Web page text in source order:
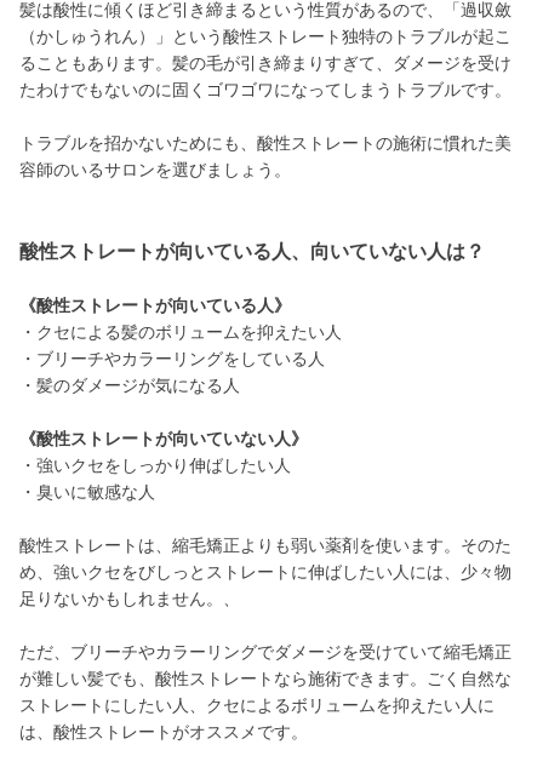
髪は酸性に傾くほど引き締まるという性質があるので、「過収斂
（かしゅうれん）」という酸性ストレート独特のトラブルが起こ
ることもあります。髪の毛が引き締まりすぎて、ダメージを受け
たわけでもないのに固くゴワゴワになってしまうトラブルです。
トラブルを招かないためにも、酸性ストレートの施術に慣れた美
容師のいるサロンを選びましょう。
酸性ストレートが向いている人、向いていない人は？
《酸性ストレートが向いている人》
・クセによる髪のボリュームを抑えたい人
・ブリーチやカラーリングをしている人
・髪のダメージが気になる人
《酸性ストレートが向いていない人》
・強いクセをしっかり伸ばしたい人
・臭いに敏感な人
酸性ストレートは、縮毛矯正よりも弱い薬剤を使います。そのた
め、強いクセをびしっとストレートに伸ばしたい人には、少々物
足りないかもしれません。、
ただ、ブリーチやカラーリングでダメージを受けていて縮毛矯正
が難しい髪でも、酸性ストレートなら施術できます。ごく自然な
ストレートにしたい人、クセによるボリュームを抑えたい人に
は、酸性ストレートがオススメです。